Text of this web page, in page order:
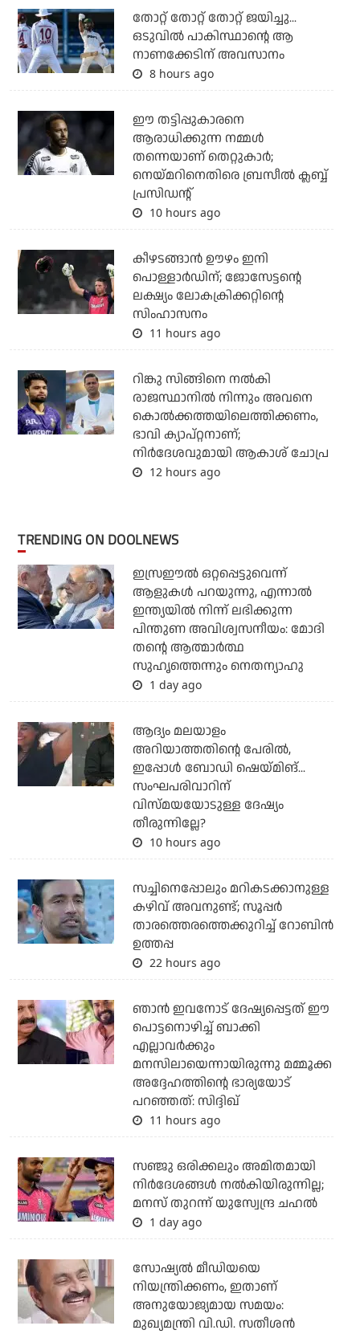
തോറ്റ് തോറ്റ് തോറ്റ് ജയിച്ചു...
ഒടുവില്‍ പാകിസ്ഥാന്റെ ആ
നാണക്കേടിന് അവസാനം
8 hours ago
ഈ തട്ടിപ്പുകാരനെ
ആരാധിക്കുന്ന നമ്മള്‍
തന്നെയാണ് തെറ്റുകാര്‍;
നെയ്മറിനെതിരെ ബ്രസീല്‍ ക്ലബ്ബ്
പ്രസിഡന്റ്
10 hours ago
കീഴടങ്ങാന്‍ ഊഴം ഇനി
പൊള്ളാര്‍ഡിന്; ജോസേട്ടന്റെ
ലക്ഷ്യം ലോകക്രിക്കറ്റിന്റെ
സിംഹാസനം
11 hours ago
റിങ്കു സിങ്ങിനെ നൽകി
രാജസ്ഥാനിൽ നിന്നും അവനെ
കൊൽ‌ക്കത്തയിലെത്തിക്കണം,
ഭാവി ക്യാപ്റ്റനാണ്;
നിർദേശവുമായി ആകാശ് ചോപ്ര
12 hours ago
TRENDING ON DOOLNEWS
ഇസ്രഈല്‍ ഒറ്റപ്പെട്ടുവെന്ന്
ആളുകള്‍ പറയുന്നു, എന്നാല്‍
ഇന്ത്യയില്‍ നിന്ന് ലഭിക്കുന്ന
പിന്തുണ അവിശ്വസനീയം: മോദി
തന്റെ ആത്മാര്‍ത്ഥ
സുഹൃത്തെന്നും നെതന്യാഹു
1 day ago
ആദ്യം മലയാളം
അറിയാത്തതിന്റെ പേരില്‍,
ഇപ്പോള്‍ ബോഡി ഷെയ്മിങ്...
സംഘപരിവാറിന്
വിസ്മയയോടുള്ള ദേഷ്യം
തീരുന്നില്ലേ?
10 hours ago
സച്ചിനെപ്പോലും മറികടക്കാനുള്ള
കഴിവ് അവനുണ്ട്; സൂപ്പര്‍
താരത്തെരത്തെക്കുറിച്ച് റോബിന്‍
ഉത്തപ്പ
22 hours ago
ഞാന്‍ ഇവനോട് ദേഷ്യപ്പെട്ടത് ഈ
പൊട്ടനൊഴിച്ച് ബാക്കി
എല്ലാവര്‍ക്കും
മനസിലായെന്നായിരുന്നു മമ്മൂക്ക
അദ്ദേഹത്തിന്റെ ഭാര്യയോട്
പറഞ്ഞത്: സിദ്ദിഖ്
11 hours ago
സഞ്ജു ഒരിക്കലും അമിതമായി
നിര്‍ദേശങ്ങള്‍ നല്‍കിയിരുന്നില്ല;
മനസ് തുറന്ന് യുസ്വേന്ദ്ര ചഹല്‍
1 day ago
സോഷ്യല്‍ മീഡിയയെ
നിയന്ത്രിക്കണം, ഇതാണ്
അനുയോജ്യമായ സമയം:
മുഖ്യമന്ത്രി വി.ഡി. സതീശന്‍